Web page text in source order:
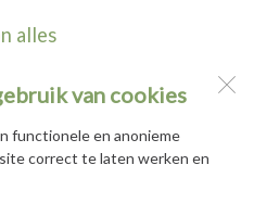
van cookies
functionele en anonieme
correct te laten werken en
alles
De Hortus
2 en 10